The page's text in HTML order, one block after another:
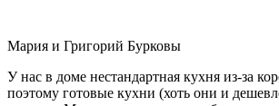
Мария и Григорий Бурковы
У нас в доме нестандартная кухня из-за
поэтому готовые кухни (хоть они и